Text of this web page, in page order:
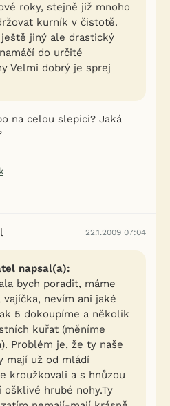
roky, stejně již mnoho
kurník v čistotě.
jiný ale drastický
do určité
Velmi dobrý je sprej
na celou slepici? Jaká
22.1.2009 07:04
napsal(a):
bych poradit, máme
nevím ani jaké
5 dokoupíme a několik
kuřat (měníme
Problém je, že ty naše
mají už od mládí
kroužkovali a s hnůzou
hrubé nohy.Ty